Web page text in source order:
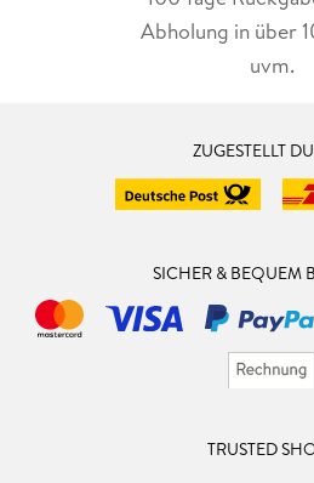
Abholung in über
uvm.
ZUGESTELLT
SICHER & BEQUEM
TRUSTED